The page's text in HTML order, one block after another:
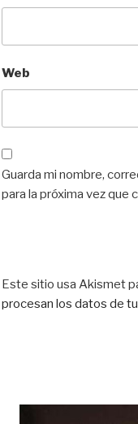
Web
Guarda mi nombre,
para la próxima vez que
Este sitio usa Akismet
procesan los datos de